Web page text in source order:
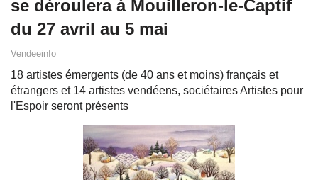
se déroulera à Mouilleron-le-Captif
du 27 avril au 5 mai
Vendeeinfo
18 artistes émergents (de 40 ans et moins) français et
étrangers et 14 artistes vendéens, sociétaires Artistes pour
l'Espoir seront présents